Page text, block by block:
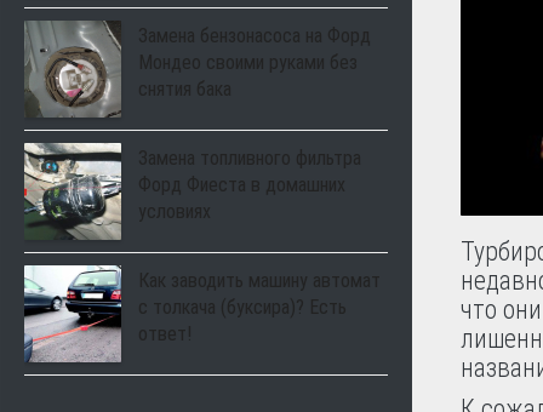
что
Замена бензонасоса на Форд
Мондео своими руками без
снятия бака
Замена топливного фильтра
Форд Фиеста в домашних
условиях
Как заводить машину автомат
с толкача (буксира)? Есть
ответ!